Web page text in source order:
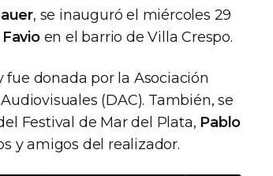
, se inauguró el miércoles 29
en el barrio de Villa Crespo.
fue donada por la Asociación
(DAC). También, se
Festival de Mar del Plata, Pablo
y amigos del realizador.